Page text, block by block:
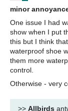
minor
One issue I had
show when I put
this but I think
waterproof shoe
them more
control.
Otherwise - very
>> Allbirds